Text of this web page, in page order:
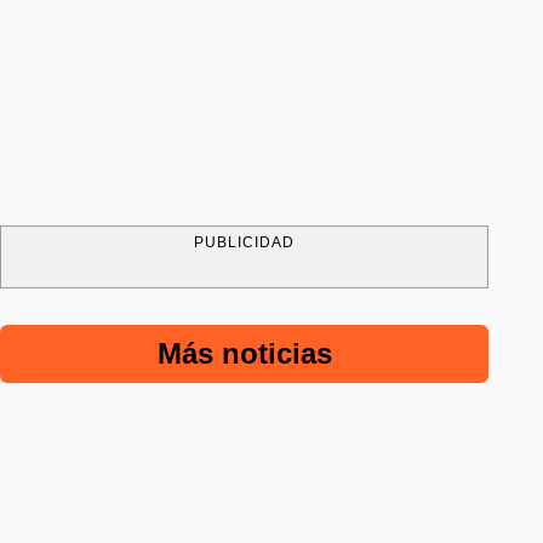
PUBLICIDAD
Más noticias